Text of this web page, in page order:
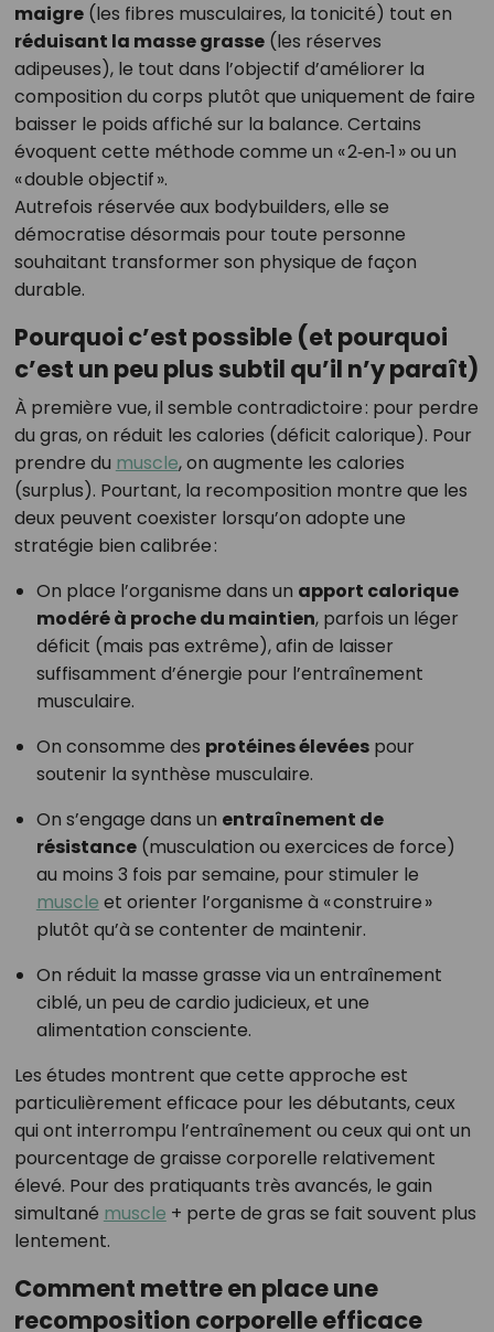
maigre(les fibres musculaires, la tonicité) tout en
réduisant la masse grasse(les réserves
adipeuses), le tout dans l’objectif d’améliorer la
composition du corps plutôt que uniquement de faire
baisser le poids affiché sur la balance. Certains
évoquent cette méthode comme un « 2‑en‑1 » ou un
« double objectif ».
Autrefois réservée aux bodybuilders, elle se
démocratise désormais pour toute personne
souhaitant transformer son physique de façon
durable.
Pourquoi c’est possible (et pourquoi
c’est un peu plus subtil qu’il n’y paraît)
À première vue, il semble contradictoire : pour perdre
du gras, on réduit les calories (déficit calorique). Pour
prendre du muscle, on augmente les calories
(surplus). Pourtant, la recomposition montre que les
deux peuvent coexister lorsqu’on adopte une
stratégie bien calibrée :
On place l’organisme dans un apport calorique
modéré à proche du maintien, parfois un léger
déficit (mais pas extrême), afin de laisser
suffisamment d’énergie pour l’entraînement
musculaire.
On consomme des protéines élevéespour
soutenir la synthèse musculaire.
On s’engage dans un entraînement de
résistance(musculation ou exercices de force)
au moins 3 fois par semaine, pour stimuler le
muscle et orienter l’organisme à « construire »
plutôt qu’à se contenter de maintenir.
On réduit la masse grasse via un entraînement
ciblé, un peu de cardio judicieux, et une
alimentation consciente.
Les études montrent que cette approche est
particulièrement efficace pour les débutants, ceux
qui ont interrompu l’entraînement ou ceux qui ont un
pourcentage de graisse corporelle relativement
élevé. Pour des pratiquants très avancés, le gain
simultané muscle + perte de gras se fait souvent plus
lentement.
Comment mettre en place une
recomposition corporelle efficace